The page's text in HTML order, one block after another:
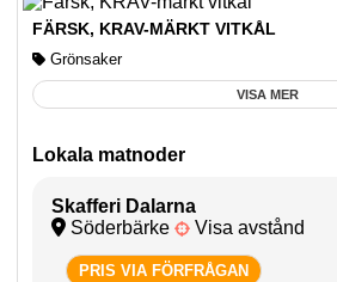
FÄRSK, KRAV-MÄRKT VITKÅL
Grönsaker
VISA MER
Lokala matnoder
Skafferi Dalarna
Söderbärke
Visa avstånd
PRIS VIA FÖRFRÅGAN